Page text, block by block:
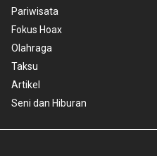
Pariwisata
Fokus Hoax
Olahraga
Taksu
Artikel
Seni dan Hiburan